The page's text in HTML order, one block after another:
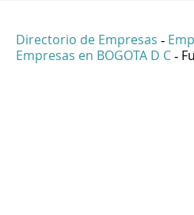
Directorio de Empresas -
Empresas en BOGOTA D C -